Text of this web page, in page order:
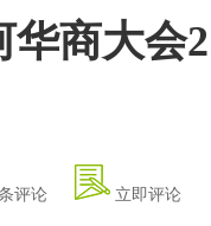
商大会
评论 立即评论